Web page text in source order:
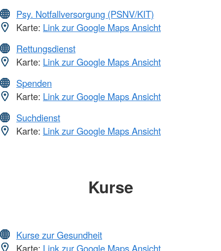
Psy. Notfallversorgung (PSNV/KIT)
Karte: Link zur Google Maps Ansicht
Rettungsdienst
Karte: Link zur Google Maps Ansicht
Spenden
Karte: Link zur Google Maps Ansicht
Suchdienst
Karte: Link zur Google Maps Ansicht
Kurse
Kurse zur Gesundheit
Karte: Link zur Google Maps Ansicht